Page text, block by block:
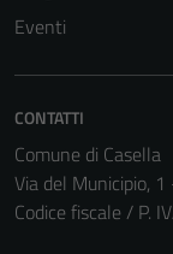
Eventi
CONTATTI
Comune di Casella
Via del Municipio,
Codice fiscale / P.